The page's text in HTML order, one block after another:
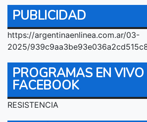
PUBLICIDAD
https://argentinaenlinea.com.ar/03-
2025/
PROGRAMAS EN VIVO
FACEBOOK
RESISTENCIA